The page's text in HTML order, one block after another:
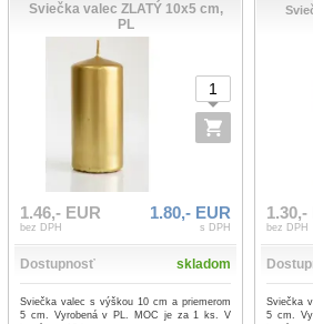
Sviečka valec ZLATÝ 10x5 cm,
PL
1.46,- EUR
bez DPH
1.80,- EUR
s DPH
Dostupnosť skladom
Sviečka valec s výškou 10 cm a priemerom
5 cm. Vyrobená v PL. MOC je za 1 ks. V
1.30,-
bez DPH
Sviečka
5 cm.